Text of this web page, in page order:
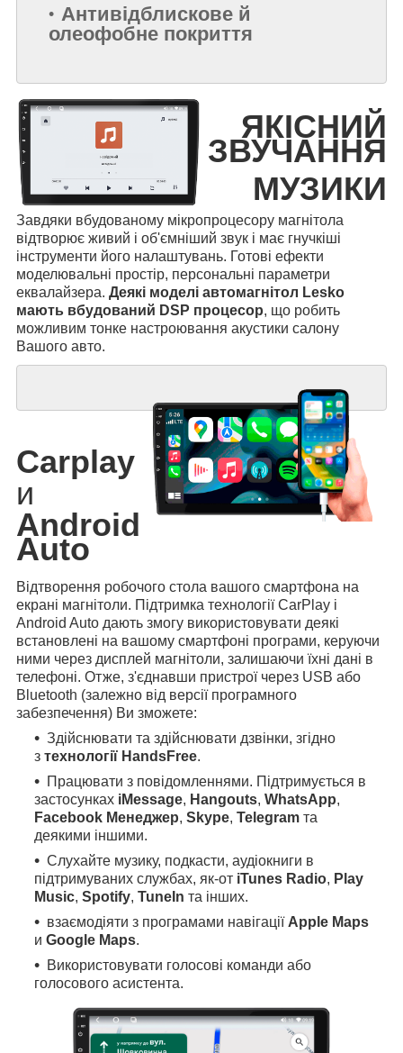
Антивідблискове й
олеофобне покриття
ЯКІСНИЙ
ЗВУЧАННЯ
МУЗИКИ
Завдяки вбудованому мікропроцесору магнітола
відтворює живий і об'ємніший звук і має гнучкіші
інструменти його налаштувань. Готові ефекти
моделювальні простір, персональні параметри
еквалайзера. Деякі моделі автомагнітол Lesko
мають вбудований DSP процесор, що робить
можливим тонке настроювання акустики салону
Вашого авто.
Carplay
и
Android
Auto
Відтворення робочого стола вашого смартфона на
екрані магнітоли. Підтримка технології CarPlay і
Android Auto дають змогу використовувати деякі
встановлені на вашому смартфоні програми, керуючи
ними через дисплей магнітоли, залишаючи їхні дані в
телефоні. Отже, з'єднавши пристрої через USB або
Bluetooth (залежно від версії програмного
забезпечення) Ви зможете:
Здійснювати та здійснювати дзвінки, згідно
з технології HandsFree.
Працювати з повідомленнями. Підтримується в
застосунках iMessage, Hangouts, WhatsApp,
Facebook Менеджер, Skype, Telegram та
деякими іншими.
Слухайте музику, подкасти, аудіокниги в
підтримуваних службах, як-от iTunes Radio, Play
Music, Spotify, TuneIn та інших.
взаємодіяти з програмами навігаціїApple Maps
и Google Maps.
Використовувати голосові команди або
голосового асистента.